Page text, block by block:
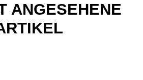
ANGESEHENE